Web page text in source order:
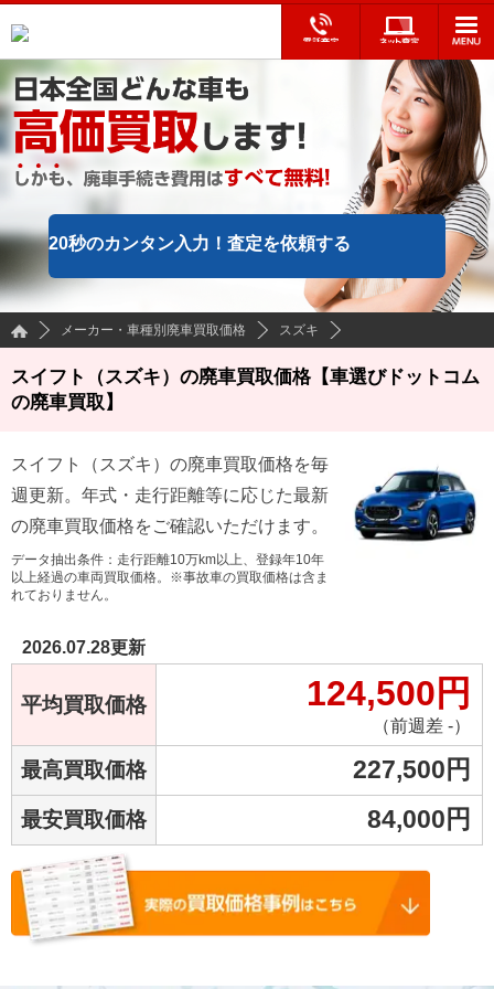
20秒のカンタン入力！ 査定を依頼する
メーカー・車種別廃車買取価格 スズキ
スイフト（スズキ）の廃車買取価格【車選びドットコム
の廃車買取】
スイフト （ スズキ ）の廃車買取価格を毎
週更新。年式・走行距離等に応じた最新
の廃車買取価格をご確認いただけます。
データ抽出条件：走行距離10万km以上、登録年10年
以上経過の車両買取価格。※事故車の買取価格は含ま
れておりません。
2026.07.28更新
平均買取価格 124,500 円
（前週差 -）
最高買取価格 227,500 円
最安買取価格 84,000 円